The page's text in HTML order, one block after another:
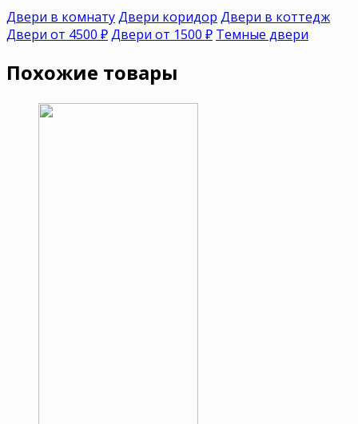
Двери в комнатуДвери коридор Двери в коттедж
Двери от 4500 ₽Двери от 1500 ₽ Темные двери
Похожие товары